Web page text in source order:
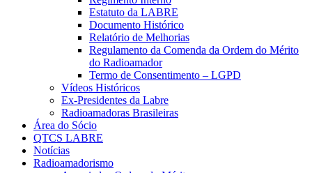
Estatuto da LABRE
Documento Histórico
Relatório de Melhorias
Regulamento da Comenda da Ordem do Mérito
do Radioamador
Termo de Consentimento – LGPD
Vídeos Históricos
Ex-Presidentes da Labre
Radioamadoras Brasileiras
Área do Sócio
QTCS LABRE
Notícias
Radioamadorismo